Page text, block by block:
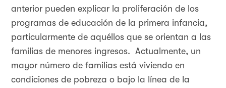
anterior pueden explicar la proliferación de los
programas de educación de la primera infancia,
particularmente de aquéllos que se orientan a las
familias de menores ingresos. Actualmente, un
mayor número de familias está viviendo en
condiciones de pobreza o bajo la línea de la